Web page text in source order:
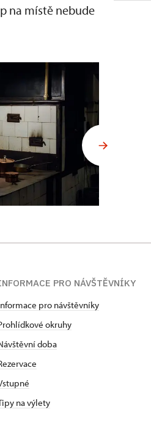
na místě nebude
PRO NÁVŠTĚVNÍKY
pro návštěvníky
okruhy
doba
na výlety